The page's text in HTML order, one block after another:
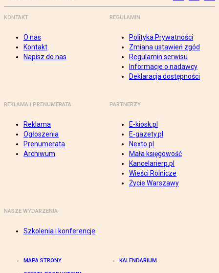
KONTAKT
O nas
Kontakt
Napisz do nas
REGULAMIN
Polityka Prywatności
Zmiana ustawień zgód
Regulamin serwisu
Informacje o nadawcy
Deklaracja dostępności
REKLAMA I PRENUMERATA
Reklama
Ogłoszenia
Prenumerata
Archiwum
PARTNERZY
E-kiosk.pl
E-gazety.pl
Nexto.pl
Mała księgowość
Kancelarierp.pl
Wieści Rolnicze
Życie Warszawy
NASZE WYDARZENIA
Szkolenia i konferencje
MAPA STRONY KALENDARIUM